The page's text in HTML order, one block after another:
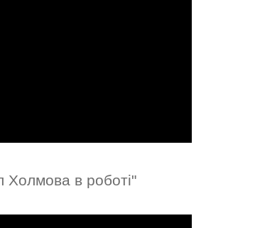
Холмова в роботі"